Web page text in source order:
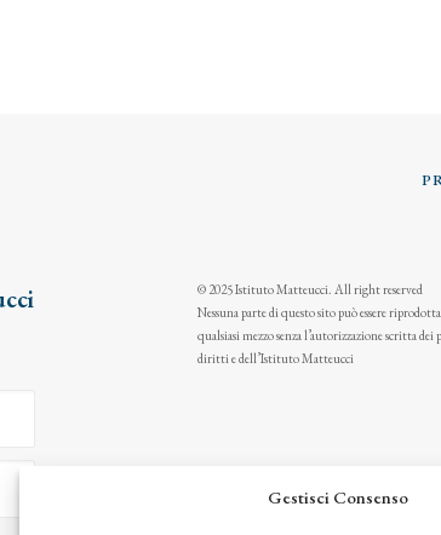
Gestisci Consenso
© 2025 Istituto Matteucci. All right reserved
Nessuna parte di questo sito può essere
qualsiasi mezzo senza l’autorizzazione scritta
diritti e dell’Istituto Matteucci